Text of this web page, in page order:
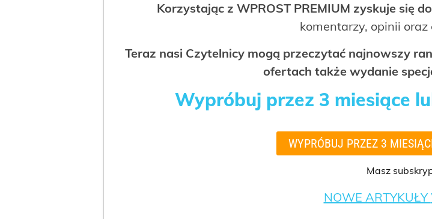
Korzystając z WPROST PREMIUM zyskuje się
komentarzy, opinii
Teraz nasi Czytelnicy mogą przeczytać najnowszy
ofertach także wydanie
Wypróbuj przez 3 miesiące
WYPRÓBUJ PRZEZ 3
Masz
NOWE ARTYKUŁY